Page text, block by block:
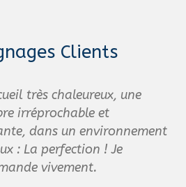
l’après-
au
Clients
très chaleureux, une
irréprochable et
dans un environnement
: La perfection ! Je
vivement.